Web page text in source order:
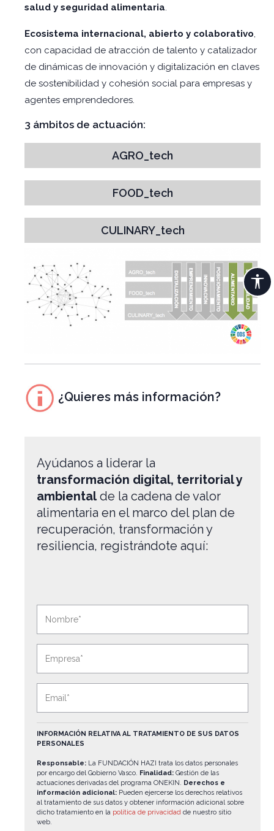
salud y seguridad alimentaria.
Ecosistema internacional, abierto y colaborativo,
con capacidad de atracción de talento y catalizador
de dinámicas de innovación y digitalización en claves
de sostenibilidad y cohesión social para empresas y
agentes emprendedores.
3 ámbitos de actuación:
AGRO_tech
FOOD_tech
CULINARY_tech
¿Quieres más información?
Ayúdanos a liderar la
transformación digital, territorial y
ambientalde la cadena de valor
alimentaria en el marco del plan de
recuperación, transformación y
resiliencia, registrándote aquí:
r
e
e
s
a
i
l
*
INFORMACIÓN RELATIVA AL TRATAMIENTO DE SUS DATOS
PERSONALES
Responsable: La FUNDACIÓN HAZI trata los datos personales
por encargo del Gobierno Vasco. Finalidad: Gestión de las
actuaciones derivadas del programa ONEKIN. Derechos e
información adicional: Pueden ejercerse los derechos relativos
al tratamiento de sus datos y obtener información adicional sobre
dicho tratamiento en la política de privacidad de nuestro sitio
web.